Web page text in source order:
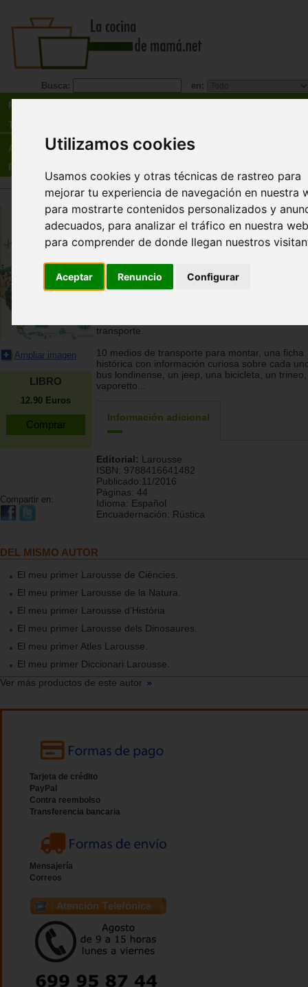
Utilizamos cookies
Usamos cookies y otras técnicas de rastreo para
mejorar tu experiencia de navegación en nuestra
para mostrarte contenidos personalizados y
adecuados, para analizar el tráfico en nuestra
para comprender de donde llegan nuestros
Aceptar Renuncio Configurar
Busca: en:
Recetas
Tienda
Actualidad
Registro
Ampliar imagen
LIBRO
12.90 Euros
Compartir en:
Transportes del mundo
10 medios de transporte para
montar
Larousse Editorial
¿Qué necesitas para montar tus recortables?
transporte.
10 medios de transporte para montar, una ficha
histórica con información curiosa sobre cada
bus londinense, un jeep, una bicicleta, un
vaporetto...
Información adicional
Editorial: Larousse
ISBN: 9788416641482
Publicado:11/2016
Páginas: 44
Idioma: Español
Encuadernación: Rústica
DEL MISMO AUTOR
El meu primer Larousse de Ciències.
El meu primer Larousse de la Natura.
El meu primer Larousse d'Història
El meu primer Larousse dels Dinosaures.
El meu primer Atles Larousse.
El meu primer Diccionari Larousse.
Ver más productos de este autor
Tarjeta de crédito
PayPal
Contra reembolso
Transferencia bancaria
Mensajería
Correos